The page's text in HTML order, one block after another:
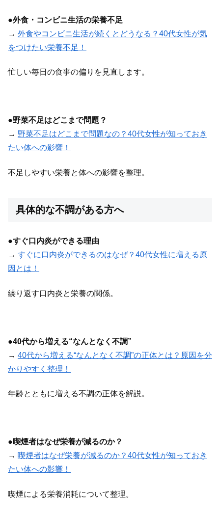
●外食・コンビニ生活の栄養不足
→ 外食やコンビニ生活が続くとどうなる？40代女性が気
をつけたい栄養不足！
忙しい毎日の食事の偏りを見直します。
●野菜不足はどこまで問題？
→ 野菜不足はどこまで問題なの？40代女性が知っておき
たい体への影響！
不足しやすい栄養と体への影響を整理。
具体的な不調がある方へ
●すぐ口内炎ができる理由
→ すぐに口内炎ができるのはなぜ？40代女性に増える原
因とは！
繰り返す口内炎と栄養の関係。
●40代から増える“なんとなく不調”
→ 40代から増える“なんとなく不調”の正体とは？原因を分
かりやすく整理！
年齢とともに増える不調の正体を解説。
●喫煙者はなぜ栄養が減るのか？
→ 喫煙者はなぜ栄養が減るのか？40代女性が知っておき
たい体への影響！
喫煙による栄養消耗について整理。